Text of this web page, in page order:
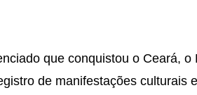
que conquistou o Ceará, o
de manifestações culturais